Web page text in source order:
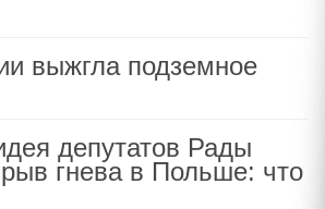
выжгла подземное
депутатов Рады
гнева в Польше: что